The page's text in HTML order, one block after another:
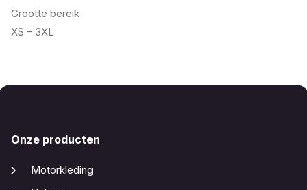
Grootte bereik
XS – 3XL
Onze producten
Motorkleding